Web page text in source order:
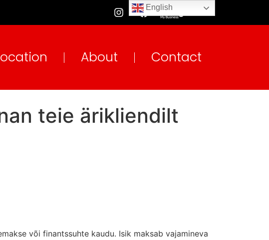
About Contact
teie ärikliendilt
või finantssuhte kaudu. Isik maksab vajamineva
English